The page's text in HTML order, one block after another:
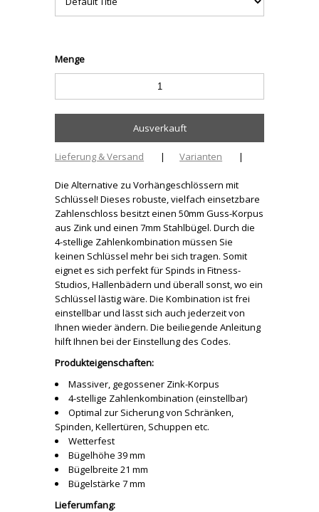
Menge
Lieferung & Versand | Varianten |
Die Alternative zu Vorhängeschlössern mit
Schlüssel! Dieses robuste, vielfach einsetzbare
Zahlenschloss besitzt einen 50mm Guss-Korpus
aus Zink und einen 7mm Stahlbügel. Durch die
4-stellige Zahlenkombination müssen Sie
keinen Schlüssel mehr bei sich tragen. Somit
eignet es sich perfekt für Spinds in Fitness-
Studios, Hallenbädern und überall sonst, wo ein
Schlüssel lästig wäre. Die Kombination ist frei
einstellbar und lässt sich auch jederzeit von
Ihnen wieder ändern. Die beiliegende Anleitung
hilft Ihnen bei der Einstellung des Codes.
Produkteigenschaften:
Massiver, gegossener Zink-Korpus
4-stellige Zahlenkombination (einstellbar)
Optimal zur Sicherung von Schränken,
Spinden, Kellertüren, Schuppen etc.
Wetterfest
Bügelhöhe 39 mm
Bügelbreite 21 mm
Bügelstärke 7 mm
Lieferumfang: